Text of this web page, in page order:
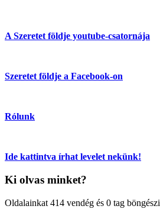
A Szeretet földje youtube-csatornája
Szeretet földje a Facebook-on
Rólunk
Ide kattintva írhat levelet nekünk!
Ki olvas minket?
Oldalainkat 414 vendég és 0 tag böngészi